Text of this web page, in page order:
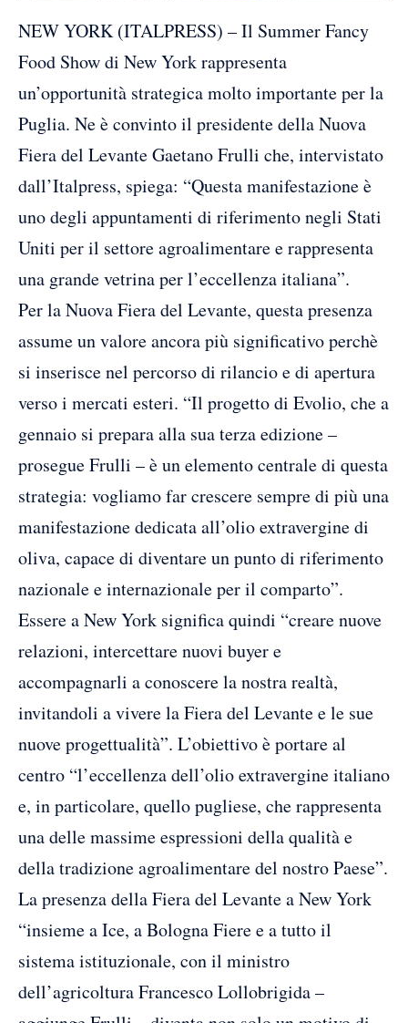
NEW YORK (ITALPRESS) – Il Summer Fancy
Food Show di New York rappresenta
un’opportunità strategica molto importante per la
Puglia. Ne è convinto il presidente della Nuova
Fiera del Levante Gaetano Frulli che, intervistato
dall’Italpress, spiega: “Questa manifestazione è
uno degli appuntamenti di riferimento negli Stati
Uniti per il settore agroalimentare e rappresenta
una grande vetrina per l’eccellenza italiana”.
Per la Nuova Fiera del Levante, questa presenza
assume un valore ancora più significativo perchè
si inserisce nel percorso di rilancio e di apertura
verso i mercati esteri. “Il progetto di Evolio, che a
gennaio si prepara alla sua terza edizione –
prosegue Frulli – è un elemento centrale di questa
strategia: vogliamo far crescere sempre di più una
manifestazione dedicata all’olio extravergine di
oliva, capace di diventare un punto di riferimento
nazionale e internazionale per il comparto”.
Essere a New York significa quindi “creare nuove
relazioni, intercettare nuovi buyer e
accompagnarli a conoscere la nostra realtà,
invitandoli a vivere la Fiera del Levante e le sue
nuove progettualità”. L’obiettivo è portare al
centro “l’eccellenza dell’olio extravergine italiano
e, in particolare, quello pugliese, che rappresenta
una delle massime espressioni della qualità e
della tradizione agroalimentare del nostro Paese”.
La presenza della Fiera del Levante a New York
“insieme a Ice, a Bologna Fiere e a tutto il
sistema istituzionale, con il ministro
dell’agricoltura Francesco Lollobrigida –